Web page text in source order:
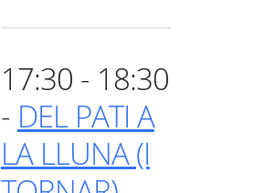
17:30 - 18:30
- DEL PATI A
LA LLUNA (I